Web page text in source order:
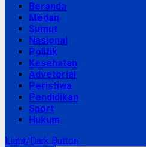
Beranda
Medan
Sumut
Nasional
Politik
Kesehatan
Advetorial
Peristiwa
Pendidikan
Sport
Hukum
Light/Dark Button